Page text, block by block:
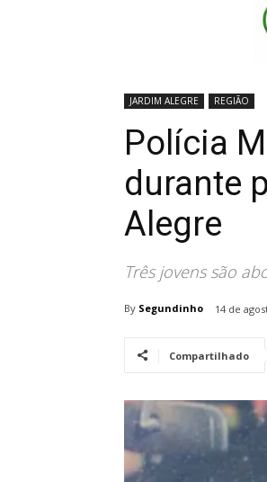
JARDIM ALEGRE REGIÃO
Polícia
durante
Alegre
Três jovens são
By Segundinho 14 de
Compartilhado